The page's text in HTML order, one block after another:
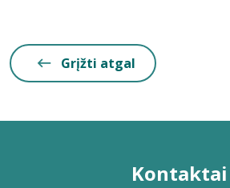
Grįžti atgal
Kontaktai